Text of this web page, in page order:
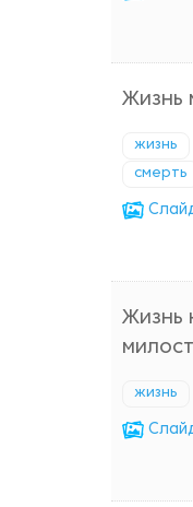
Жизнь
жизнь
смерть
Жизнь
жизнь